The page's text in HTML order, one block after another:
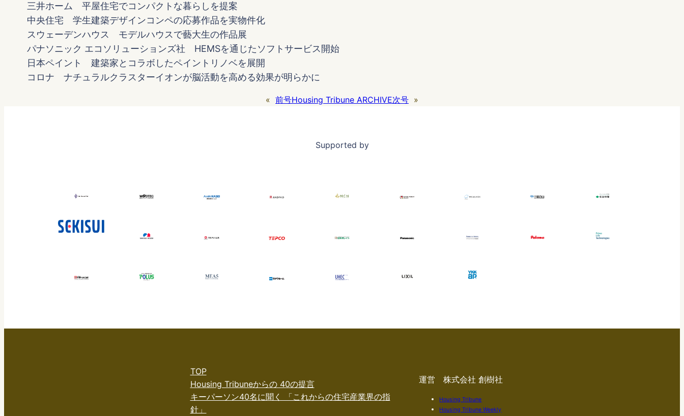
三井ホーム 平屋住宅でコンパクトな暮らしを提案
中央住宅 学生建築デザインコンペの応募作品を実物件化
スウェーデンハウス モデルハウスで藝大生の作品展
パナソニック エコソリューションズ社 HEMSを通じたソフトサービス開始
日本ペイント 建築家とコラボしたペイントリノベを展開
コロナ ナチュラルクラスターイオンが脳活動を高める効果が明らかに
« 前号Housing Tribune ARCHIVE次号 »
Supported by
TOP
Housing Tribuneからの 40の提言
キーパーソン40名に聞く 「これからの住宅産業界の指
針」
運営 株式会社 創樹社
Housing Tribune
Housing Tribune Weekly